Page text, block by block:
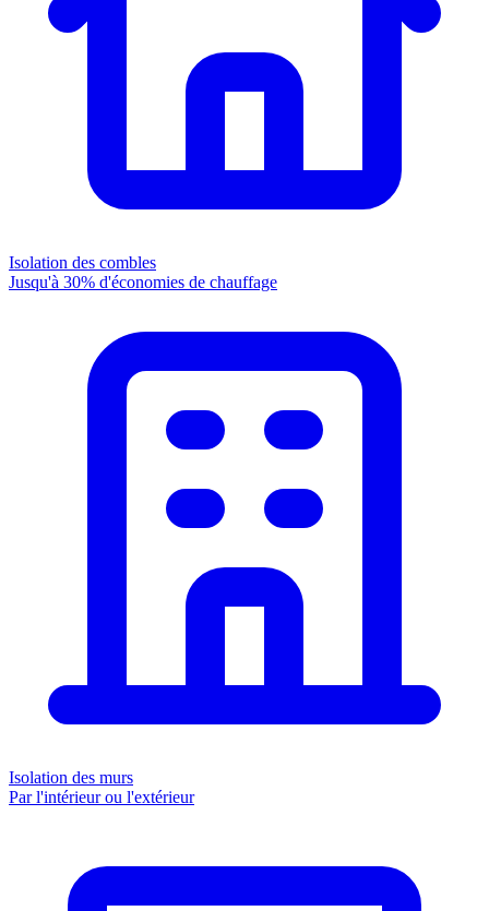
Isolation des combles
Jusqu'à 30% d'économies de chauffage
Isolation des murs
Par l'intérieur ou l'extérieur